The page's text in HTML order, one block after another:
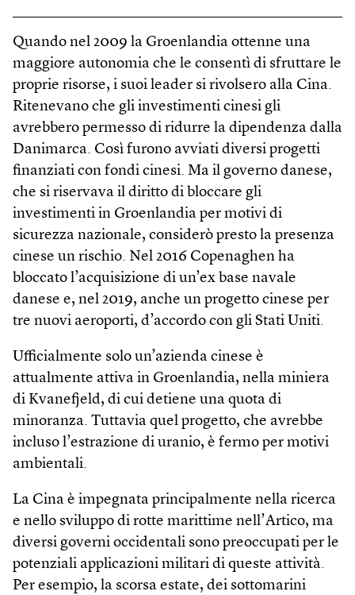
Quando nel 2009 la Groenlandia ottenne una
maggiore autonomia che le consentì di sfruttare le
proprie risorse, i suoi leader si rivolsero alla Cina.
Ritenevano che gli investimenti cinesi gli
avrebbero permesso di ridurre la dipendenza dalla
Danimarca. Così furono avviati diversi progetti
finanziati con fondi cinesi. Ma il governo danese,
che si riservava il diritto di bloccare gli
investimenti in Groenlandia per motivi di
sicurezza nazionale, considerò presto la presenza
cinese un rischio. Nel 2016 Copenaghen ha
bloccato l’acquisizione di un’ex base navale
danese e, nel 2019, anche un progetto cinese per
tre nuovi aeroporti, d’accordo con gli Stati Uniti.
Ufficialmente solo un’azienda cinese è
attualmente attiva in Groenlandia, nella miniera
di Kvanefjeld, di cui detiene una quota di
minoranza. Tuttavia quel progetto, che avrebbe
incluso l’estrazione di uranio, è fermo per motivi
ambientali.
La Cina è impegnata principalmente nella ricerca
e nello sviluppo di rotte marittime nell’Artico, ma
diversi governi occidentali sono preoccupati per le
potenziali applicazioni militari di queste attività.
Per esempio, la scorsa estate, dei sottomarini